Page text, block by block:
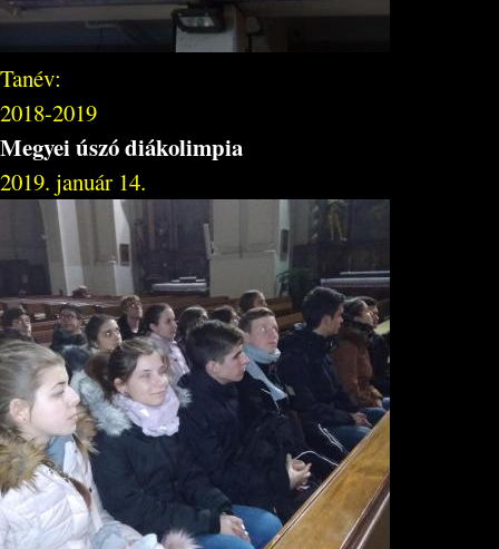
Tanév:
2018-2019
Megyei úszó diákolimpia
2019. január 14.